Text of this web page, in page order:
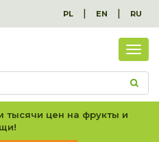
PL | EN | RU
вес
цен на фрукты и